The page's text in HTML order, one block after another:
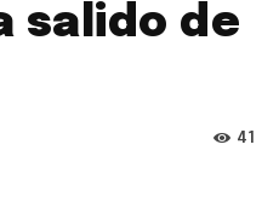
salido de
41